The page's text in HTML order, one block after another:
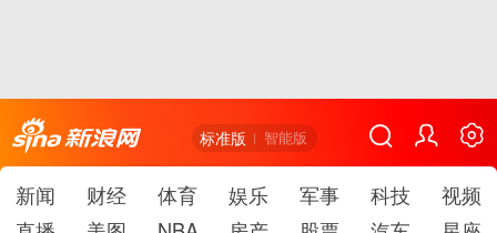
标准版 智能版
新闻 财经 体育 娱乐 军事 科技
视频